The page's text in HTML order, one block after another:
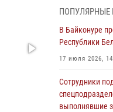
Росгвардейцы
06 августа
Росгвардейцы
ПОПУЛЯРНЫЕ
В Байконуре
Республики
17 июля 2026,
Сотрудники
выполнявшие